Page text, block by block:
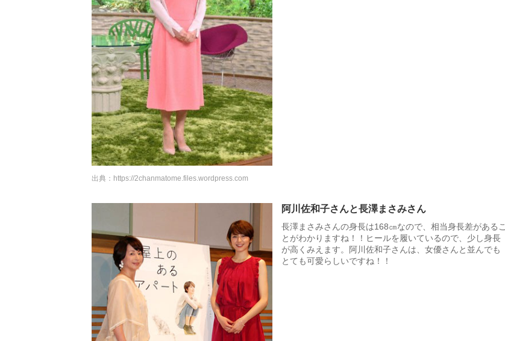
出典： https://2chanmatome.files.wordpress.com
阿川佐和子さんと長澤まさみさん
長澤まさみさんの身長は168㎝なので、相当身長差があるこ
とがわかりますね！！ヒールを履いているので、少し身長
が高くみえます。阿川佐和子さんは、女優さんと並んでも
とても可愛らしいですね！！